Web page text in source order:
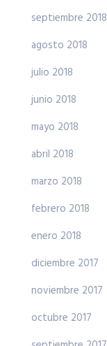
septiembre 2018
agosto 2018
julio 2018
junio 2018
mayo 2018
abril 2018
marzo 2018
febrero 2018
enero 2018
diciembre 2017
noviembre 2017
octubre 2017